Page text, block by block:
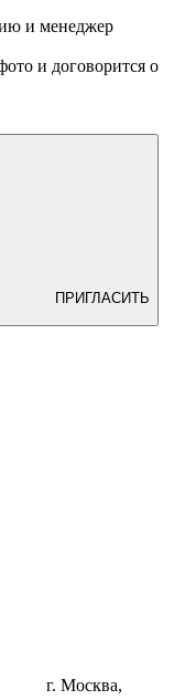
и менеджер
и договорится о
ПРИГЛАСИТЬ
г. Москва,